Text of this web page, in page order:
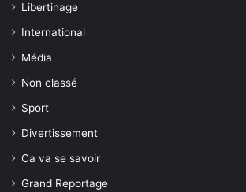
Libertinage
International
Média
Non classé
Sport
Divertissement
Ca va se savoir
Grand Reportage